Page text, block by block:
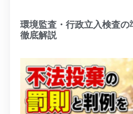
環境監査・行政立入検査の
徹底解説